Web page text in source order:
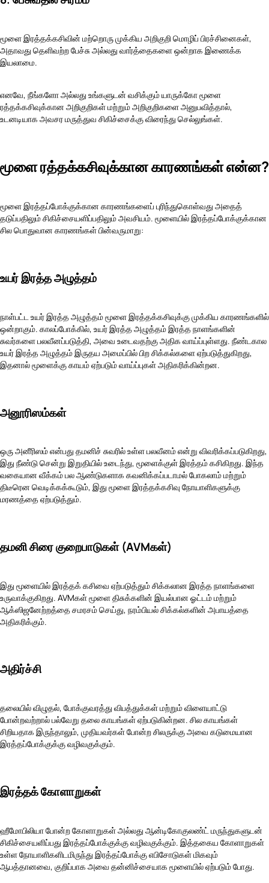
மூளை இரத்தக்கசிவின் மற்றொரு முக்கிய அறிகுறி மொழிப் பிரச்சினைகள்,
அதாவது தெளிவற்ற பேச்சு அல்லது வார்த்தைகளை ஒன்றாக இணைக்க
இயலாமை.
எனவே, நீங்களோ அல்லது உங்களுடன் வசிக்கும் யாருக்கோ மூளை
ரத்தக்கசிவுக்கான அறிகுறிகள் மற்றும் அறிகுறிகளை அனுபவித்தால்,
உடனடியாக அவசர மருத்துவ சிகிச்சைக்கு விரைந்து செல்லுங்கள்.
மூளை ரத்தக்கசிவுக்கான காரணங்கள் என்ன?
மூளை இரத்தப்போக்குக்கான காரணங்களைப் புரிந்துகொள்வது அதைத்
தடுப்பதிலும் சிகிச்சையளிப்பதிலும் அவசியம். மூளையில் இரத்தப்போக்குக்கான
சில பொதுவான காரணங்கள் பின்வருமாறு:
உயர் இரத்த அழுத்தம்
நாள்பட்ட உயர் இரத்த அழுத்தம் மூளை இரத்தக்கசிவுக்கு முக்கிய காரணங்களில்
ஒன்றாகும். காலப்போக்கில், உயர் இரத்த அழுத்தம் இரத்த நாளங்களின்
சுவர்களை பலவீனப்படுத்தி, அவை உடைவதற்கு அதிக வாய்ப்புள்ளது. நீண்டகால
உயர் இரத்த அழுத்தம் இருதய அமைப்பில் பிற சிக்கல்களை ஏற்படுத்துகிறது,
இதனால் மூளைக்கு காயம் ஏற்படும் வாய்ப்புகள் அதிகரிக்கின்றன.
அனூரிஸம்கள்
ஒரு அனீரிஸம் என்பது தமனிச் சுவரில் உள்ள பலவீனம் என்று விவரிக்கப்படுகிறது,
இது நீண்டு சென்று இறுதியில் உடைந்து, மூளைக்குள் இரத்தம் கசிகிறது. இந்த
வகையான வீக்கம் பல ஆண்டுகளாக கவனிக்கப்படாமல் போகலாம் மற்றும்
திடீரென வெடிக்கக்கூடும், இது மூளை இரத்தக்கசிவு நோயாளிகளுக்கு
மரணத்தை ஏற்படுத்தும்.
தமனி சிரை குறைபாடுகள் (AVMகள்)
இது மூளையில் இரத்தக் கசிவை ஏற்படுத்தும் சிக்கலான இரத்த நாளங்களை
உருவாக்குகிறது. AVMகள் மூளை திசுக்களின் இயல்பான ஓட்டம் மற்றும்
ஆக்ஸிஜனேற்றத்தை சமரசம் செய்து, நரம்பியல் சிக்கல்களின் அபாயத்தை
அதிகரிக்கும்.
அதிர்ச்சி
தலையில் விழுதல், போக்குவரத்து விபத்துக்கள் மற்றும் விளையாட்டு
போன்றவற்றால் பல்வேறு தலை காயங்கள் ஏற்படுகின்றன. சில காயங்கள்
சிறியதாக இருந்தாலும், முதியவர்கள் போன்ற சிலருக்கு அவை கடுமையான
இரத்தப்போக்குக்கு வழிவகுக்கும்.
இரத்தக் கோளாறுகள்
ஹீமோபிலியா போன்ற கோளாறுகள் அல்லது ஆன்டிகோகுலண்ட் மருந்துகளுடன்
சிகிச்சையளிப்பது இரத்தப்போக்குக்கு வழிவகுக்கும். இத்தகைய கோளாறுகள்
உள்ள நோயாளிகளிடமிருந்து இரத்தப்போக்கு எபிசோடுகள் மிகவும்
ஆபத்தானவை, குறிப்பாக அவை தன்னிச்சையாக மூளையில் ஏற்படும் போது.